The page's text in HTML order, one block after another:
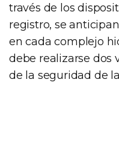
través de los
registro, se
en cada complejo
debe realizarse dos
de la seguridad de